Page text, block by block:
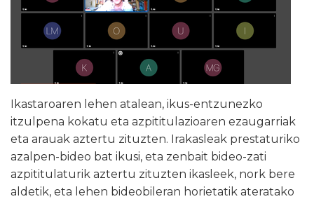
Ikastaroaren lehen atalean, ikus-entzunezko
itzulpena kokatu eta azpititulazioaren ezaugarriak
eta arauak aztertu zituzten. Irakasleak prestaturiko
azalpen-bideo bat ikusi, eta zenbait bideo-zati
azpititulaturik aztertu zituzten ikasleek, nork bere
aldetik, eta lehen bideobileran horietatik ateratako